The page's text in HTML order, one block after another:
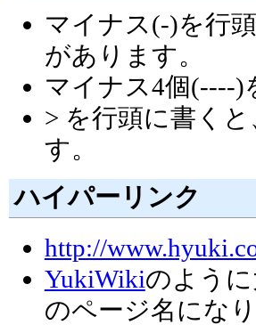
マイナス(-)を行
があります。
マイナス4個(----)
> を行頭に書く
す。
ハイパーリンク
http://
YukiWikiのよう
のページ名になり